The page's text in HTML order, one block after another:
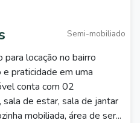
Semi-mobiliado
locação no bairro
praticidade em uma
conta com 02
de estar, sala de jantar
mobiliada, área de ser...